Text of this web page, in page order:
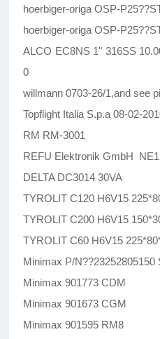
hoerbiger-origa OSP-
hoerbiger-origa OSP-
ALCO EC8NS 1" 316SS
0
willmann 0703-26/1,and see
Topflight Italia S.p.a 08-02-
RM RM-3001
REFU Elektronik GmbH
DELTA DC3014 30VA
TYROLIT C120 H6V15
TYROLIT C200 H6V15
TYROLIT C60 H6V15
Minimax P/N??23252805150
Minimax 901773 CDM
Minimax 901673 CGM
Minimax 901595 RM8